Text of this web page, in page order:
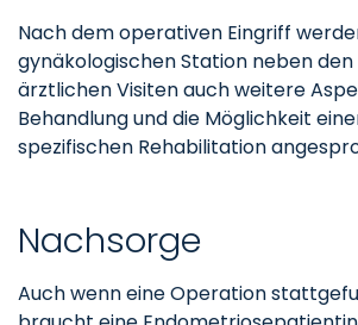
Nach dem operativen Eingriff
gynäkologischen Station neben
ärztlichen Visiten auch weitere
Behandlung und die Möglichkeit
spezifischen Rehabilitation
Nachsorge
Auch wenn eine Operation